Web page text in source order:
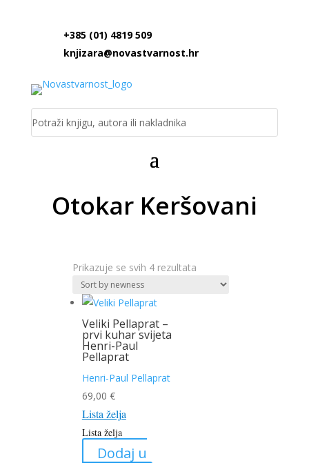
+385 (01) 4819 509
knjizara@novastvarnost.hr
Otokar Keršovani
Prikazuje se svih 4 rezultataPoredano
Veliki Pellaprat –
prvi kuhar svijeta
Henri-Paul
Pellaprat
Henri-Paul Pellaprat
69,00 €
Lista želja
Lista želja
Dodaj u